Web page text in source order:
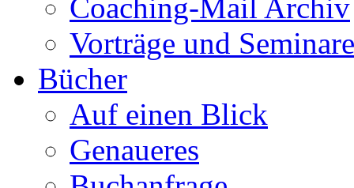
Coaching-Mail Archiv
Vorträge und Seminare
Bücher
Auf einen Blick
Genaueres